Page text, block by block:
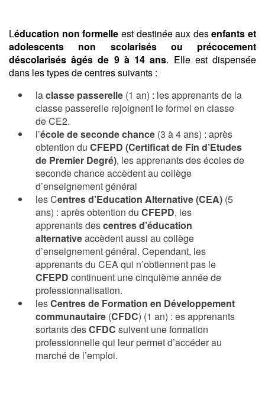
Léducation non formelle est destinée aux desenfants et
adolescents non scolarisés ou précocement
déscolarisés âgés de 9 à 14 ans. Elle est dispensée
dans les types de centres suivants :
laclasse passerelle (1 an) : les apprenants de la
classe passerelle rejoignent le formel en classe
de CE2.
l’école de seconde chance (3 à 4 ans) : après
obtention du CFEPD (Certificat de Fin d’Etudes
de Premier Degré), les apprenants des écoles de
seconde chance accèdent au collège
d’enseignement général
les Centres d’Education Alternative (CEA) (5
ans) : après obtention du CFEPD, les
apprenants descentres d’éducation
alternativeaccèdent aussi au collège
d’enseignement général. Cependant, les
apprenants du CEA qui n’obtiennent pas le
CFEPD continuent une cinquième année de
professionnalisation.
lesCentres de Formation en Développement
communautaire (CFDC) (1 an) : es apprenants
sortants desCFDC suivent une formation
professionnelle qui leur permet d’accéder au
marché de l’emploi.